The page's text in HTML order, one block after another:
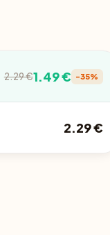
2.29 €1.49 € -35%
2.29 €